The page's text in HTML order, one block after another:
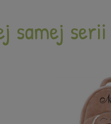
samej serii